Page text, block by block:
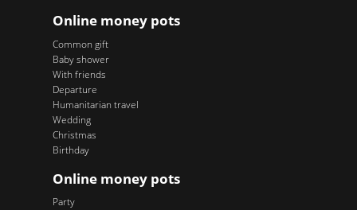
Online money pots
Common gift
Baby shower
With friends
Departure
Humanitarian travel
Wedding
Christmas
Birthday
Online money pots
Party